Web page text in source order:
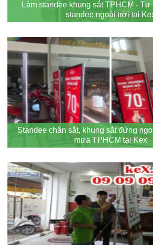
Làm standee khung sắt TPHCM - Tư
standee ngoài trời tại
Standee chân sắt, khung sắt đứng
mưa TPHCM tại Kex